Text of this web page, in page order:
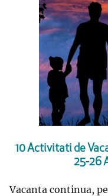
10 Activitati de
25-26
Vacanta continua,